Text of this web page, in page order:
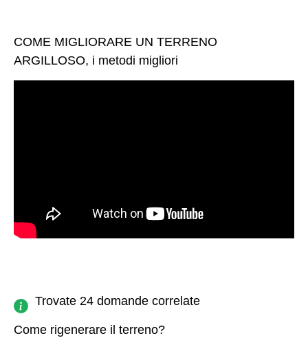
COME MIGLIORARE UN TERRENO
ARGILLOSO, i metodi migliori
Trovate 24 domande correlate
Come rigenerare il terreno?